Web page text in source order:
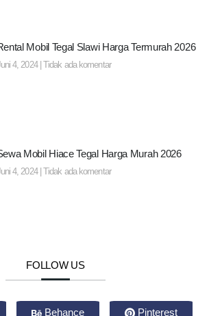
Mobil Tegal Slawi Harga Termurah 2026
4, 2024 Tidak ada komentar
Mobil Hiace Tegal Harga Murah 2026
4, 2024 Tidak ada komentar
FOLLOW US
Behance Pinterest